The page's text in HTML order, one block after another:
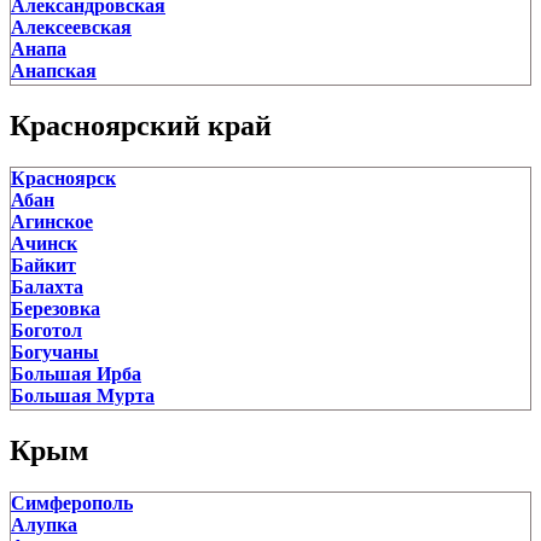
Сусанино
Чистые Боры
Чухлома
Шарья
Александровская
Алексеевская
Анапа
Анапская
Анастасиевская
Андрюки
Апшеронск
Архангельская
Архипо-Осиповка
Атаманская
Афипский
Ахтанизовская
Ахтарский
Ахтырский
Баговская
Батуринская
Белая Глина
Белозерный
Березанская
Березовый
Бриньковская
Брюховецкая
Красноярский край
Красноярск
Абан
Агинское
Ачинск
Байкит
Балахта
Березовка
Боготол
Богучаны
Большая Ирба
Большая Мурта
Большой Улуй
Бородино
Ванавара
Дивногорск
Дудинка
Крым
Симферополь
Алупка